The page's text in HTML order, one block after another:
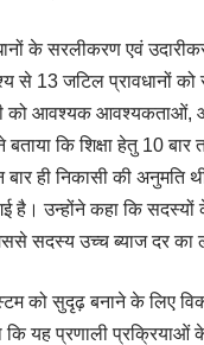
के सरलीकरण एवं
से 13 जटिल प्रावधानों
को आवश्यक आवश्यकताओं,
बताया कि शिक्षा हेतु 10
बार ही निकासी की
है। उन्होंने कहा कि
सदस्य उच्च ब्याज दर
को सुदृढ़ बनाने के लिए
कि यह प्रणाली